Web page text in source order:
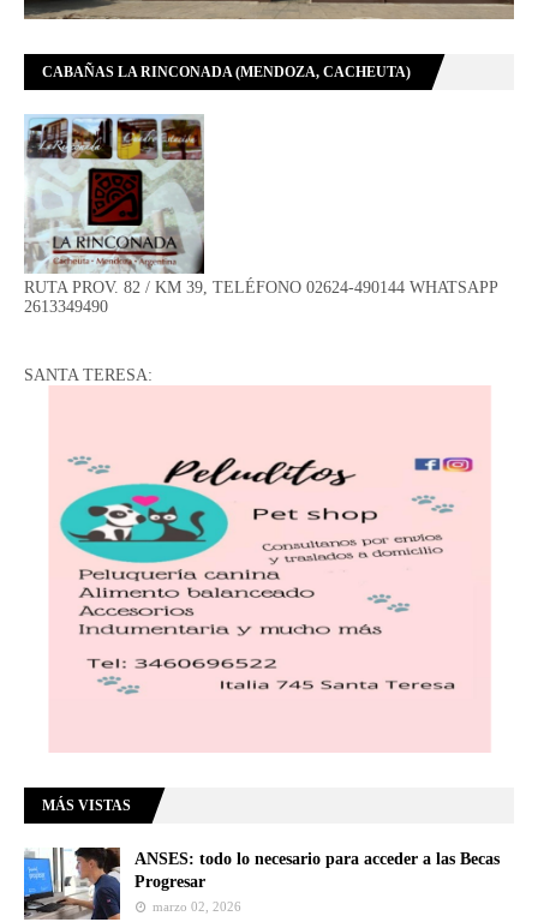
CABAÑAS LA RINCONADA (MENDOZA, CACHEUTA)
RUTA PROV. 82 / KM 39, TELÉFONO 02624-490144 WHATSAPP
2613349490
SANTA TERESA:
MÁS VISTAS
ANSES: todo lo necesario para acceder a las Becas
Progresar
marzo 02, 2026